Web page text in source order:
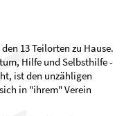
13 Teilorten zu Hause.
Hilfe und Selbsthilfe -
ist den unzähligen
in "ihrem" Verein